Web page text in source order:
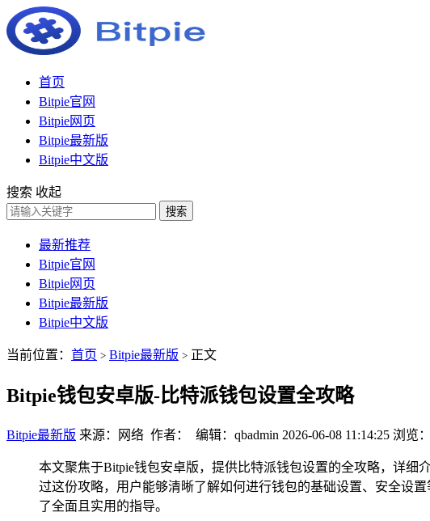
首页
Bitpie官网
Bitpie网页
Bitpie最新版
Bitpie中文版
搜索 收起
搜索
最新推荐
Bitpie官网
Bitpie网页
Bitpie最新版
Bitpie中文版
当前位置： 首页 > Bitpie最新版 > 正文
Bitpie钱包安卓版-比特派钱包设置全攻略
Bitpie最新版 来源：网络 作者： 编辑：qbadmin 2026-06-08 11:14:25 浏览
本文聚焦于Bitpie钱包安卓版，提供比特派钱包设置的全攻略，详
过这份攻略，用户能够清晰了解如何进行钱包的基础设置、安全设
了全面且实用的指导。